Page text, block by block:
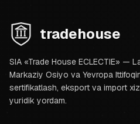
tradehouse
SIA «Trade House ECLECTIE» —
Markaziy Osiyo va Yevropa
sertifikatlash, eksport va import
yuridik yordam.